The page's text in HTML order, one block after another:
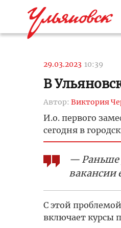
29.03.2023 10:39
В
Автор: Виктория
И.о. первого
сегодня в
— Раньше
вакансии
С этой
включает курсы